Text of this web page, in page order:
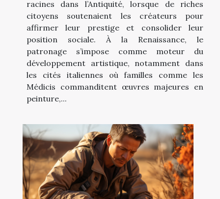
racines dans l’Antiquité, lorsque de riches
citoyens soutenaient les créateurs pour
affirmer leur prestige et consolider leur
position sociale. À la Renaissance, le
patronage s’impose comme moteur du
développement artistique, notamment dans
les cités italiennes où familles comme les
Médicis commanditent œuvres majeures en
peinture,...